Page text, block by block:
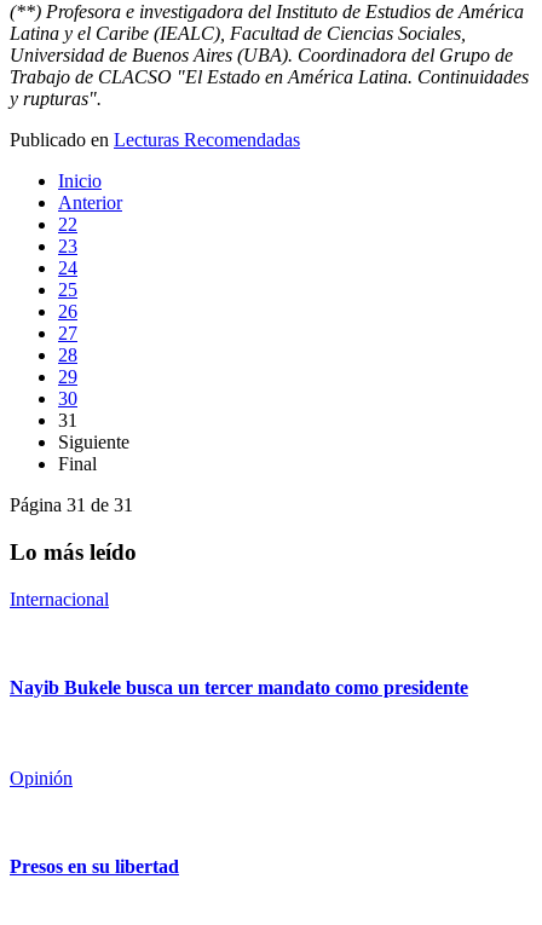
(**) Profesora e investigadora del Instituto de Estudios de América
Latina y el Caribe (IEALC), Facultad de Ciencias Sociales,
Universidad de Buenos Aires (UBA). Coordinadora del Grupo de
Trabajo de CLACSO "El Estado en América Latina. Continuidades
y rupturas".
Publicado en Lecturas Recomendadas
Inicio
Anterior
22
23
24
25
26
27
28
29
30
31
Siguiente
Final
Página 31 de 31
Lo más leído
Internacional
Nayib Bukele busca un tercer mandato como presidente
Opinión
Presos en su libertad